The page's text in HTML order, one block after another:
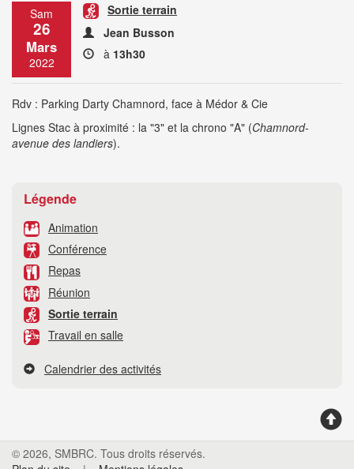
Sam
26
Mars
2022
Sortie terrain
Jean Busson
à 13h30
Rdv : Parking Darty Chamnord, face à Médor & Cie
Lignes Stac à proximité : la "3" et la chrono "A" (Chamnord-
avenue des landiers).
Légende
Animation
Conférence
Repas
Réunion
Sortie terrain
Travail en salle
Calendrier des activités
© 2026, SMBRC. Tous droits réservés.